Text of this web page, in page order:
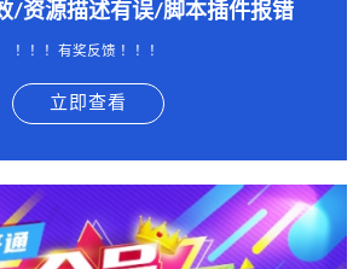
/资源描述有误/脚本插件报错
！！！有奖反馈 ！！！
立即查看